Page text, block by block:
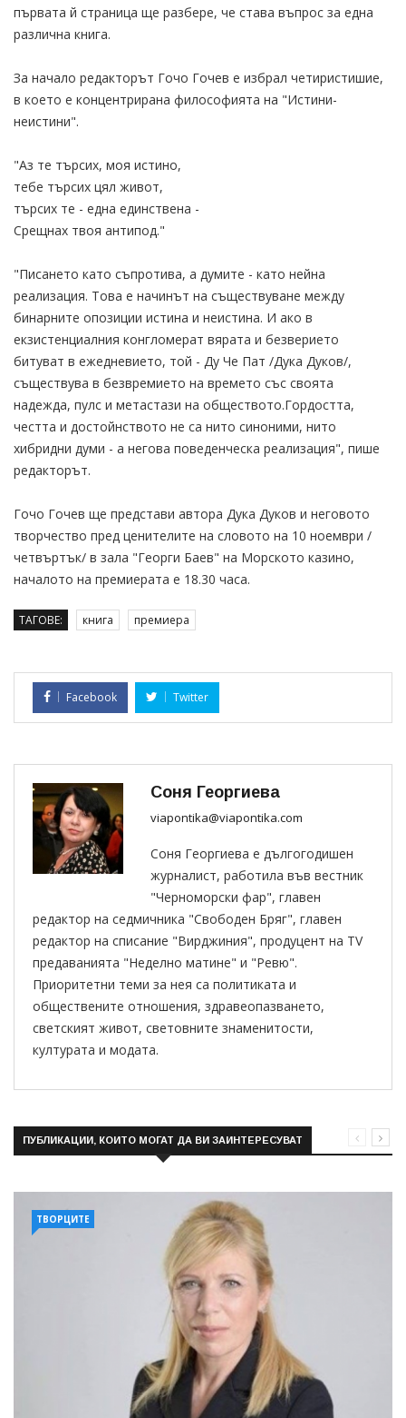
първата й страница ще разбере, че става въпрос за една
различна книга.
За начало редакторът Гочо Гочев е избрал четиристишие,
в което е концентрирана философията на "Истини-
неистини".
"Аз те търсих, моя истино,
тебе търсих цял живот,
търсих те - една единствена -
Срещнах твоя антипод."
"Писането като съпротива, а думите - като нейна
реализация. Това е начинът на съществуване между
бинарните опозиции истина и неистина. И ако в
екзистенциалния конгломерат вярата и безверието
битуват в ежедневието, той - Ду Че Пат /Дука Дуков/,
съществува в безвремието на времето със своята
надежда, пулс и метастази на обществото.Гордостта,
честта и достойнството не са нито синоними, нито
хибридни думи - а негова поведенческа реализация", пише
редакторът.
Гочо Гочев ще представи автора Дука Дуков и неговото
творчество пред ценителите на словото на 10 ноември /
четвъртък/ в зала "Георги Баев" на Морското казино,
началото на премиерата е 18.30 часа.
ТАГОВЕ: книга премиера
Facebook Twitter
Соня Георгиева
viapontika@viapontika.com
Соня Георгиева е дългогодишен
журналист, работила във вестник
"Черноморски фар", главен
редактор на седмичника "Свободен Бряг", главен
редактор на списание "Вирджиния", продуцент на TV
предаванията "Неделно матине" и "Ревю".
Приоритетни теми за нея са политиката и
обществените отношения, здравеопазването,
светският живот, световните знаменитости,
културата и модата.
ПУБЛИКАЦИИ, КОИТО МОГАТ ДА ВИ ЗАИНТЕРЕСУВАТ
ТВОРЦИТЕ